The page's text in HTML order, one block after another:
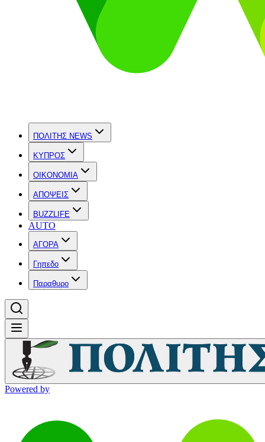
ΠΟΛΙΤΗΣ NEWS
ΚΥΠΡΟΣ
OIKONOMIA
ΑΠΟΨΕΙΣ
BUZZLIFE
AUTO
ΑΓΟΡΑ
Γηπεδο
Παραθυρο
Powered by